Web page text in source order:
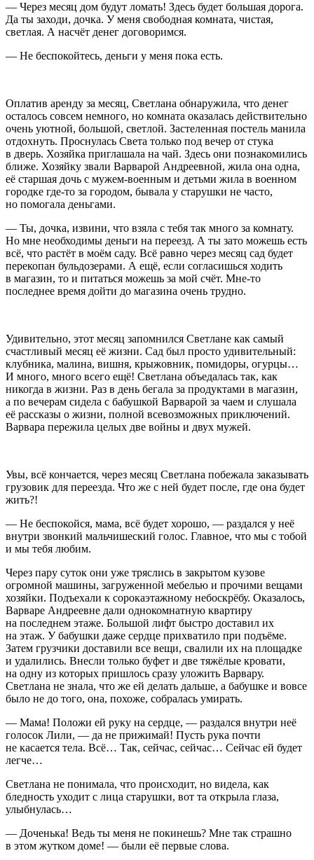
— Через месяц дом будут ломать! Здесь будет большая дорога.
Да ты заходи, дочка. У меня свободная комната, чистая,
светлая. А насчёт денег договоримся.
— Не беспокойтесь, деньги у меня пока есть.
Оплатив аренду за месяц, Светлана обнаружила, что денег
осталось совсем немного, но комната оказалась действительно
очень уютной, большой, светлой. Застеленная постель манила
отдохнуть. Проснулась Света только под вечер от стука
в дверь. Хозяйка приглашала на чай. Здесь они познакомились
ближе. Хозяйку звали Варварой Андреевной, жила она одна,
её старшая дочь с мужем-военным и детьми жила в военном
городке где-то за городом, бывала у старушки не часто,
но помогала деньгами.
— Ты, дочка, извини, что взяла с тебя так много за комнату.
Но мне необходимы деньги на переезд. А ты зато можешь есть
всё, что растёт в моём саду. Всё равно через месяц сад будет
перекопан бульдозерами. А ещё, если согласишься ходить
в магазин, то и питаться можешь за мой счёт. Мне-то
последнее время дойти до магазина очень трудно.
Удивительно, этот месяц запомнился Светлане как самый
счастливый месяц её жизни. Сад был просто удивительный:
клубника, малина, вишня, крыжовник, помидоры, огурцы…
И много, много всего ещё! Светлана объедалась так, как
никогда в жизни. Раз в день бегала за продуктами в магазин,
а по вечерам сидела с бабушкой Варварой за чаем и слушала
её рассказы о жизни, полной всевозможных приключений.
Варвара пережила целых две войны и двух мужей.
Увы, всё кончается, через месяц Светлана побежала заказывать
грузовик для переезда. Что же с ней будет после, где она будет
жить?!
— Не беспокойся, мама, всё будет хорошо, — раздался у неё
внутри звонкий мальчишеский голос. Главное, что мы с тобой
и мы тебя любим.
Через пару суток они уже тряслись в закрытом кузове
огромной машины, загруженной мебелью и прочими вещами
хозяйки. Подъехали к сорокаэтажному небоскрёбу. Оказалось,
Варваре Андреевне дали однокомнатную квартиру
на последнем этаже. Большой лифт быстро доставил их
на этаж. У бабушки даже сердце прихватило при подъёме.
Затем грузчики доставили все вещи, свалили их на площадке
и удалились. Внесли только буфет и две тяжёлые кровати,
на одну из которых пришлось сразу уложить Варвару.
Светлана не знала, что же ей делать дальше, а бабушке и вовсе
было не до того, она, похоже, собралась умирать.
— Мама! Положи ей руку на сердце, — раздался внутри неё
голосок Лили, — да не прижимай! Пусть рука почти
не касается тела. Всё… Так, сейчас, сейчас… Сейчас ей будет
легче…
Светлана не понимала, что происходит, но видела, как
бледность уходит с лица старушки, вот та открыла глаза,
улыбнулась…
— Доченька! Ведь ты меня не покинешь? Мне так страшно
в этом жутком доме! — были её первые слова.